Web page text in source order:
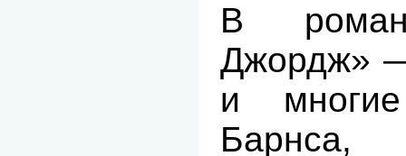
В
Джордж»
и